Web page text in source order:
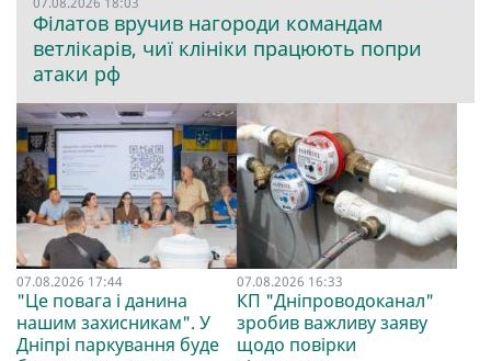
Філатов вручив нагороди командам
ветлікарів, чиї клініки працюють попри
атаки рф
07.08.2026 17:44
"Це повага і данина
нашим захисникам". У
Дніпрі паркування буде
07.08.2026 16:33
КП "Дніпроводоканал"
зробив важливу заяву
щодо повірки